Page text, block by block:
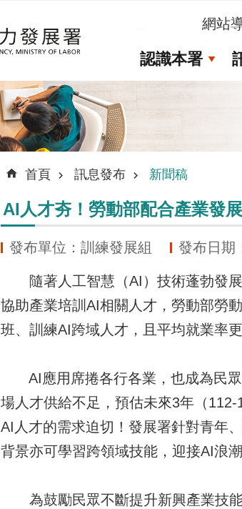
網站
認識本署
::: 首頁 訊息發布 新聞稿
AI人才夯！勞動部配合產業發
發布單位：訓練發展組 發布日期
隨著人工智慧（AI）技術蓬勃發展
協助產業培訓AI相關人才，勞動部勞
班、訓練AI跨域人才，且平均就業率
AI應用席捲各行各業，也成為民眾
場人才供給不足，預估未來3年（
AI人才的需求迫切！發展署針對青年
背景亦可學習跨領域技能，迎接AI浪
為鼓勵民眾不斷提升新興產業技能